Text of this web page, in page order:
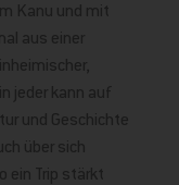
Kanu und mit
aus einer
jeder kann auf
und Geschichte
über sich
ein Trip stärkt